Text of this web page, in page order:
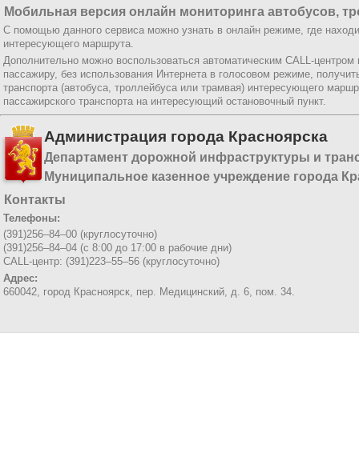
Мобильная версия онлайн мониторинга автобусов,
С помощью данного сервиса можно узнать в онлайн режиме, где
интересующего маршрута.
Дополнительно можно воспользоваться автоматическим CALL-
пассажиру, без использования Интернета в голосовом режиме,
транспорта (автобуса, троллейбуса или трамвая) интересующего
пассажирского транспорта на интересующий остановочный пункт.
Администрация города Красноярска
Департамент дорожной инфраструктуры и
Муниципальное казенное учреждение города
Контакты
Телефоны:
(391)256–84–00 (круглосуточно)
(391)256–84–04 (с 8:00 до 17:00 в рабочие дни)
CALL-центр: (391)223–55–56 (круглосуточно)
Адрес:
660042, город Красноярск, пер. Медицинский, д. 6, пом. 34.